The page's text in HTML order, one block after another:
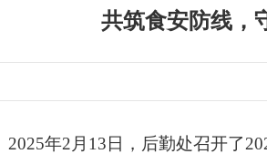
共筑食安防线，
2025年2月13日，后勤处召开了